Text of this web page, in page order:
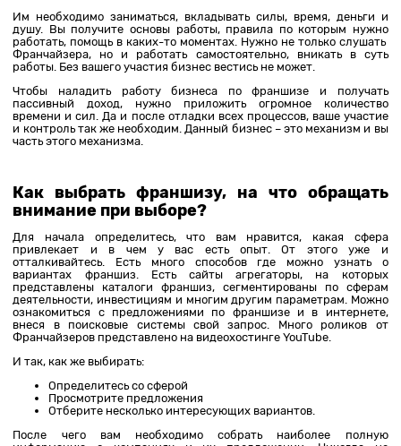
Им необходимо заниматься, вкладывать силы, время, деньги и
душу. Вы получите основы работы, правила по которым нужно
работать, помощь в каких-то моментах. Нужно не только слушать
Франчайзера, но и работать самостоятельно, вникать в суть
работы. Без вашего участия бизнес вестись не может.
Чтобы наладить работу бизнеса по франшизе и получать
пассивный доход, нужно приложить огромное количество
времени и сил. Да и после отладки всех процессов, ваше участие
и контроль так же необходим. Данный бизнес – это механизм и вы
часть этого механизма.
Как выбрать франшизу, на что обращать
внимание при выборе?
Для начала определитесь, что вам нравится, какая сфера
привлекает и в чем у вас есть опыт. От этого уже и
отталкивайтесь. Есть много способов где можно узнать о
вариантах франшиз. Есть сайты агрегаторы, на которых
представлены каталоги франшиз, сегментированы по сферам
деятельности, инвестициям и многим другим параметрам. Можно
ознакомиться с предложениями по франшизе и в интернете,
внеся в поисковые системы свой запрос. Много роликов от
Франчайзеров представлено на видеохостинге YouTube.
И так, как же выбирать:
Определитесь со сферой
Просмотрите предложения
Отберите несколько интересующих вариантов.
После чего вам необходимо собрать наиболее полную